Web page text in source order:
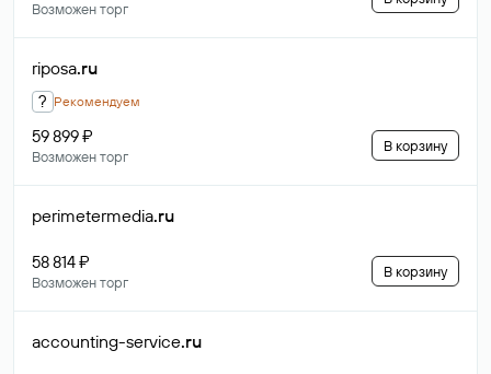
Возможен торг
riposa.ru
? Рекомендуем
59 899 ₽
Возможен торг
В корзину
perimetermedia.ru
58 814 ₽
Возможен торг
В корзину
accounting-service.ru